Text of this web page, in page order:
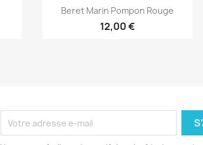
Aperçu rapide
Beret Marin Pompon Rouge
12,00 €